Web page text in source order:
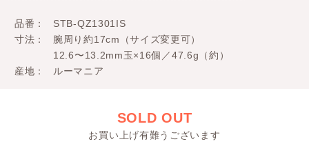
品番
STB-QZ1301IS
寸法
腕周り約17cm（サイズ変更可）
12.6〜13.2mm玉×16個／47.6g（約）
産地
ルーマニア
SOLD OUT
お買い上げ有難うございます